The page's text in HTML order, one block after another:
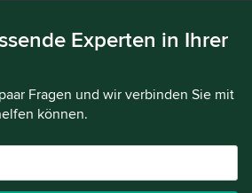
Experten in Ihrer
Fragen und wir verbinden Sie mit
können.